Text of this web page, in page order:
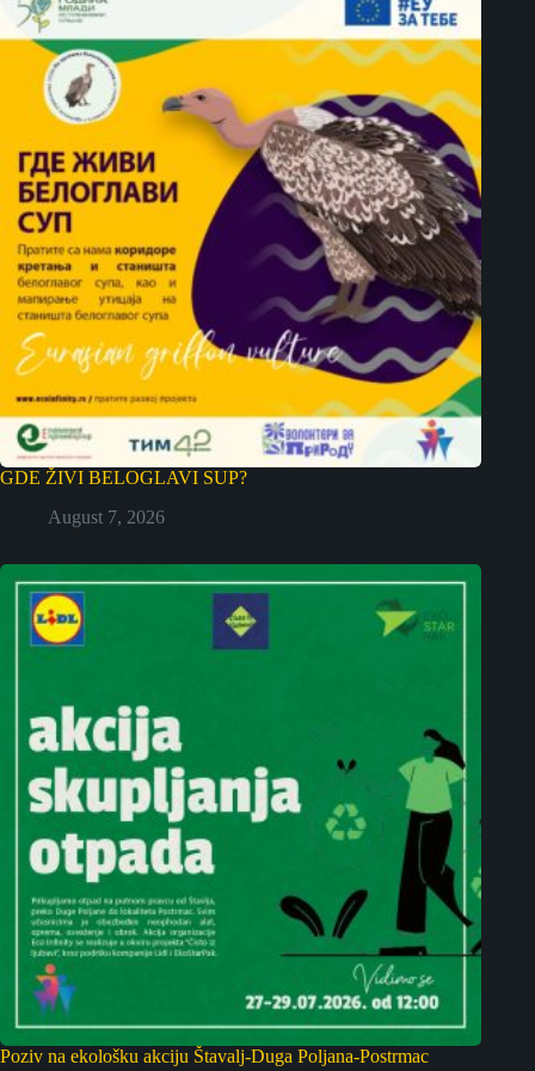
GDE ŽIVI BELOGLAVI SUP?
August 7, 2026
Poziv na ekološku akciju Štavalj-Duga Poljana-Postrmac